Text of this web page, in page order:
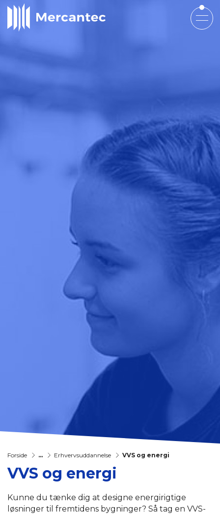
Forside ... Erhvervsuddannelse VVS og energi
VVS og energi
Kunne du tænke dig at designe energirigtige
løsninger til fremtidens bygninger? Så tag en VVS-